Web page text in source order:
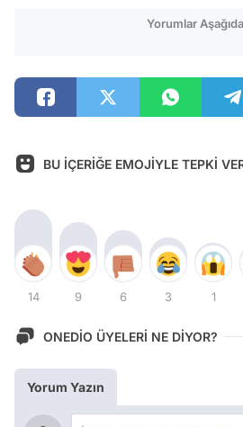
Yorumlar Aşağıda
BU İÇERİĞE EMOJİYLE TEPKİ
14 9 6 3 1
ONEDİO ÜYELERİ NE DİYOR?
Yorum Yazın